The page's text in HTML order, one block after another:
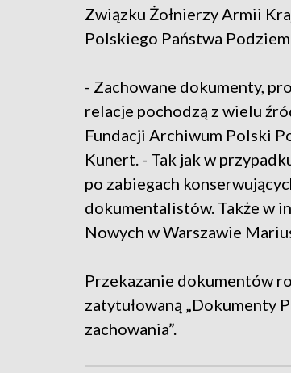
Związku Żołnierzy Armii
Polskiego Państwa
- Zachowane dokumenty,
relacje pochodzą z wielu
Fundacji Archiwum Polski
Kunert. - Tak jak w
po zabiegach
dokumentalistów. Także w
Nowych w Warszawie
Przekazanie dokumentów
zatytułowaną „Dokumenty
zachowania”.